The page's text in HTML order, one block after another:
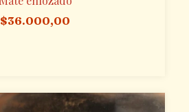
$36.000,00